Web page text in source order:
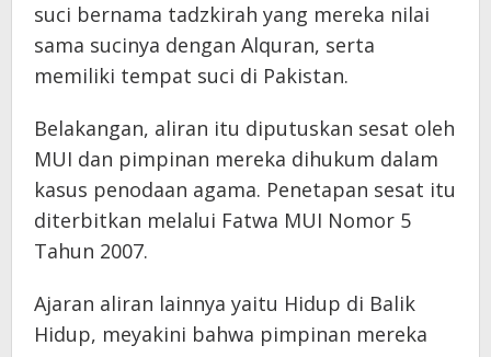
suci bernama tadzkirah yang mereka nilai
sama sucinya dengan Alquran, serta
memiliki tempat suci di Pakistan.
Belakangan, aliran itu diputuskan sesat oleh
MUI dan pimpinan mereka dihukum dalam
kasus penodaan agama. Penetapan sesat itu
diterbitkan melalui Fatwa MUI Nomor 5
Tahun 2007.
Ajaran aliran lainnya yaitu Hidup di Balik
Hidup, meyakini bahwa pimpinan mereka